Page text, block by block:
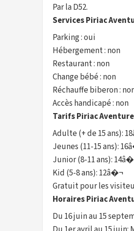
Par la D52.
Services Piriac
Parking : oui
Hébergement : non
Restaurant : non
Change bébé : non
Réchauffe biberon :
Accès handicapé : non
Tarifs Piriac Aventure
Adulte (+ de 15 ans):
Jeunes (11-15 ans):
Junior (8-11 ans):
Kid (5-8 ans): 12â�¬
Gratuit pour les
Horaires Piriac
Du 16 juin au 15